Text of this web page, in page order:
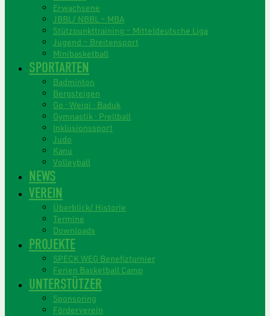
Erwachsene
JBBL/ NBBL – MBA
Stützpunkttraining – Mitteldeutsche Liga
Jugend – Breitensport
Minibasketball
SPORTARTEN
Badminton
Bergsteigen
Go · Weiqi · Baduk
Gymnastik · Prellball
Inklusionssport
Judo
Kanu
Volleyball
NEWS
VEREIN
Überblick/ Historie
Termine
Downloads
PROJEKTE
SPECK WEG Benefizturnier
Ferien Basketball Camp
UNTERSTÜTZER
Sponsoring
Förderverein